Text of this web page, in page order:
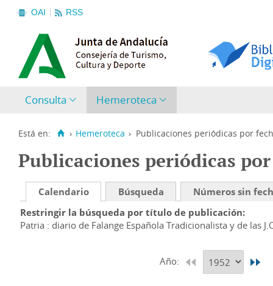
OAI RSS
Consulta Hemeroteca
Está en: › Hemeroteca › Publicaciones periódicas por
Publicaciones periódicas
Calendario Búsqueda
Números sin
Restringir la búsqueda por título de publicación
Patria : diario de Falange Española Tradicionalista y de las
Año: